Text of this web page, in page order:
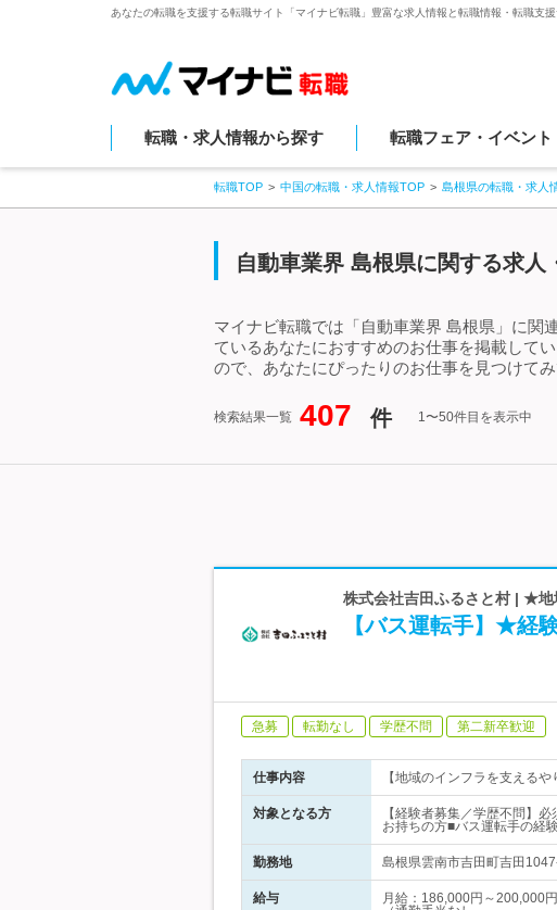
あなたの転職を支援する転職サイト「マイナビ転職」豊富な求人情報と転職情報・転職支
転職・求人情報から探す 転職フェア・イベント
転職TOP 中国の転職・求人情報TOP 島根県の転職・求人
自動車業界 島根県に関する求人
マイナビ転職では「自動車業界 島根県」に関
ているあなたにおすすめのお仕事を掲載して
ので、あなたにぴったりのお仕事を見つけて
検索結果一覧 407 件 1〜50件目を表示中
株式会社吉田ふるさと村 | ★
【バス運転手】★経
急募 転勤なし 学歴不問 第二新卒歓迎
仕事内容 【地域のインフラを支える
対象となる方
【経験者募集／学歴不問】
お持ちの方■バス運転手の経
勤務地 島根県雲南市吉田町吉田
給与
月給：186,000円～200,000